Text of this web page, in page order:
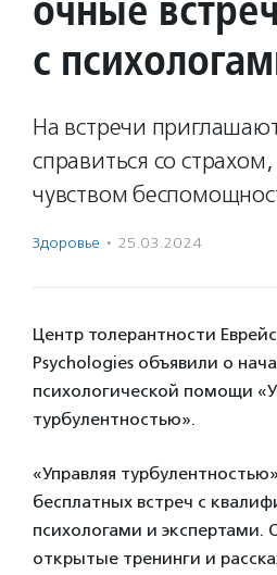
с
На встречи
справиться со
чувством
Здоровье · 25.03.2024
Центр толерантности
Psychologies объявили о
психологической помощи
турбулентностью».
«Управляя
бесплатных встреч с
психологами и экспертами.
открытые тренинги и